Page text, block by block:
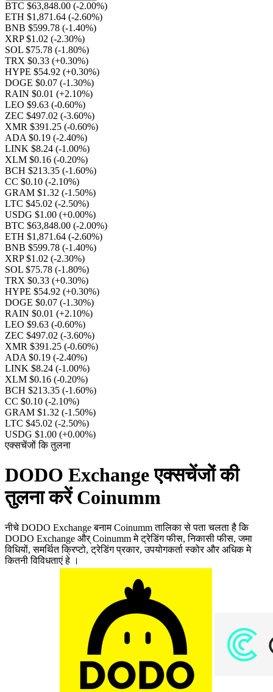
BTC $63,848.00 (-2.00%)
ETH $1,871.64 (-2.60%)
BNB $599.78 (-1.40%)
XRP $1.02 (-2.30%)
SOL $75.78 (-1.80%)
TRX $0.33 (+0.30%)
HYPE $54.92 (+0.30%)
DOGE $0.07 (-1.30%)
RAIN $0.01 (+2.10%)
LEO $9.63 (-0.60%)
ZEC $497.02 (-3.60%)
XMR $391.25 (-0.60%)
ADA $0.19 (-2.40%)
LINK $8.24 (-1.00%)
XLM $0.16 (-0.20%)
BCH $213.35 (-1.60%)
CC $0.10 (-2.10%)
GRAM $1.32 (-1.50%)
LTC $45.02 (-2.50%)
USDG $1.00 (+0.00%)
BTC $63,848.00 (-2.00%)
ETH $1,871.64 (-2.60%)
BNB $599.78 (-1.40%)
XRP $1.02 (-2.30%)
SOL $75.78 (-1.80%)
TRX $0.33 (+0.30%)
HYPE $54.92 (+0.30%)
DOGE $0.07 (-1.30%)
RAIN $0.01 (+2.10%)
LEO $9.63 (-0.60%)
ZEC $497.02 (-3.60%)
XMR $391.25 (-0.60%)
ADA $0.19 (-2.40%)
LINK $8.24 (-1.00%)
XLM $0.16 (-0.20%)
BCH $213.35 (-1.60%)
CC $0.10 (-2.10%)
GRAM $1.32 (-1.50%)
LTC $45.02 (-2.50%)
USDG $1.00 (+0.00%)
एक्सचेंजों कि तुलना
DODO Exchange एक्सचेंजों की
तुलना करें Coinumm
नीचे DODO Exchange बनाम Coinumm तालिका से पता चलता है कि
DODO Exchange और् Coinumm मे ट्रेडिंग फीस, निकासी फीस, जमा
विधियों, समर्थित क्रिप्टो, ट्रेडिंग प्रकार, उपयोगकर्ता स्कोर और अधिक मे
कितनी विविधताएं हे ।